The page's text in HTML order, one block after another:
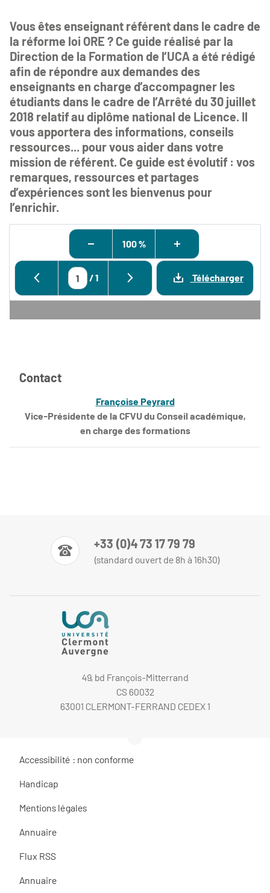
Vous êtes enseignant référent dans le cadre de
la réforme loi ORE ? Ce guide réalisé par la
Direction de la Formation de l’UCA a été rédigé
afin de répondre aux demandes des
enseignants en charge d’accompagner les
étudiants dans le cadre de l’Arrêté du 30 juillet
2018 relatif au diplôme national de Licence. Il
vous apportera des informations, conseils
ressources... pour vous aider dans votre
mission de référent. Ce guide est évolutif : vos
remarques, ressources et partages
d’expériences sont les bienvenus pour
l’enrichir.
100 %
/1 Télécharger
Contact
Françoise Peyrard
Vice-Présidente de la CFVU du Conseil académique,
en charge des formations
+33 (0)4 73 17 79 79
(standard ouvert de 8h à 16h30)
49, bd François-Mitterrand
CS 60032
63001 CLERMONT-FERRAND CEDEX 1
Accessibilité : non conforme
Handicap
Mentions légales
Annuaire
Flux RSS
Annuaire